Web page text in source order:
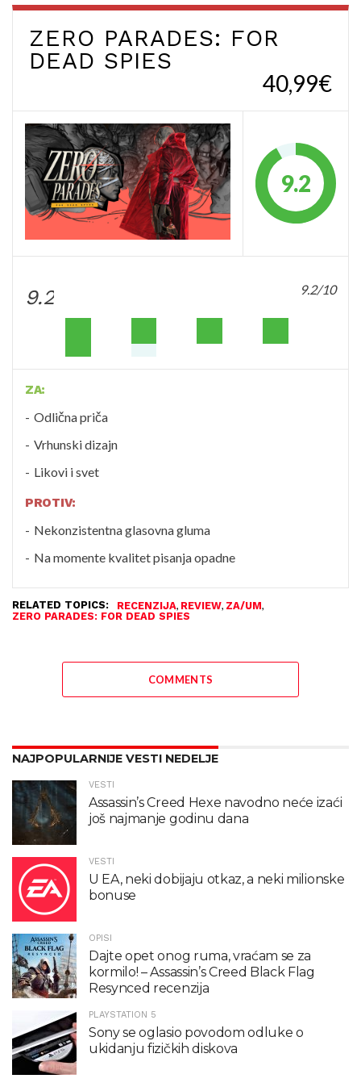
ZERO PARADES: FOR
DEAD SPIES
40,99€
9.2
9.2 9.2/10
ZA:
Odlična priča
Vrhunski dizajn
Likovi i svet
PROTIV:
Nekonzistentna glasovna gluma
Na momente kvalitet pisanja opadne
RELATED TOPICS: RECENZIJA, REVIEW, ZA/UM,
ZERO PARADES: FOR DEAD SPIES
COMMENTS
NAJPOPULARNIJE VESTI NEDELJE
VESTI
Assassin’s Creed Hexe navodno neće izaći
još najmanje godinu dana
VESTI
U EA, neki dobijaju otkaz, a neki milionske
bonuse
OPISI
Dajte opet onog ruma, vraćam se za
kormilo! – Assassin’s Creed Black Flag
Resynced recenzija
PLAYSTATION 5
Sony se oglasio povodom odluke o
ukidanju fizičkih diskova